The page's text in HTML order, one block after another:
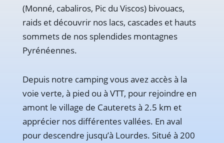
(Monné, cabaliros, Pic du Viscos) bivouacs,
raids et découvrir nos lacs, cascades et hauts
sommets de nos splendides montagnes
Pyrénéennes.
Depuis notre camping vous avez accès à la
voie verte, à pied ou à VTT, pour rejoindre en
amont le village de Cauterets à 2.5 km et
apprécier nos différentes vallées. En aval
pour descendre jusqu’à Lourdes. Situé à 200